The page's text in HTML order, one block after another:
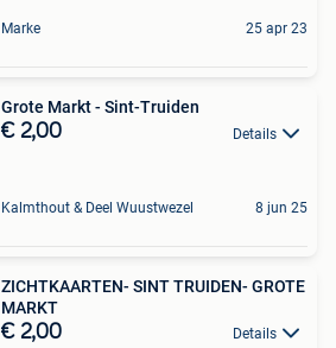
Marke 25 apr 23
Grote Markt - Sint-Truiden
€ 2,00 Details
Kalmthout & Deel Wuustwezel 8 jun 25
ZICHTKAARTEN- SINT TRUIDEN- GROTE
MARKT
€ 2,00 Details